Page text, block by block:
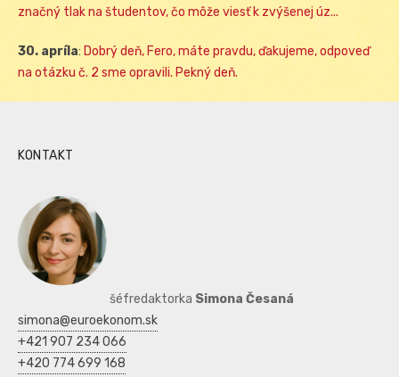
značný tlak na študentov, čo môže viesť k zvýšenej úz...
30. apríla: Dobrý deň, Fero, máte pravdu, ďakujeme, odpoveď
na otázku č. 2 sme opravili. Pekný deň.
KONTAKT
šéfredaktorka Simona Česaná
simona@euroekonom.sk
+421 907 234 066
+420 774 699 168